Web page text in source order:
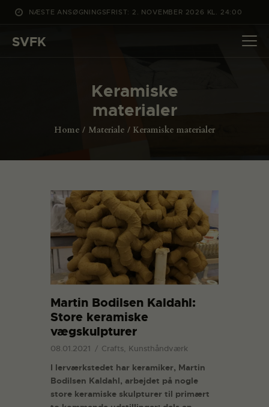
NÆSTE ANSØGNINGSFRIST: 2. NOVEMBER 2026 KL. 24:00
SVFK
Keramiske
materialer
Home Materiale Keramiske materialer
DET SKER
OM SVFK
Martin Bodilsen Kaldahl:
Store keramiske
vægskulpturer
08.01.2021 Crafts, Kunsthåndværk
I lerværkstedet har keramiker, Martin
Bodilsen Kaldahl, arbejdet på nogle
store keramiske skulpturer til primært